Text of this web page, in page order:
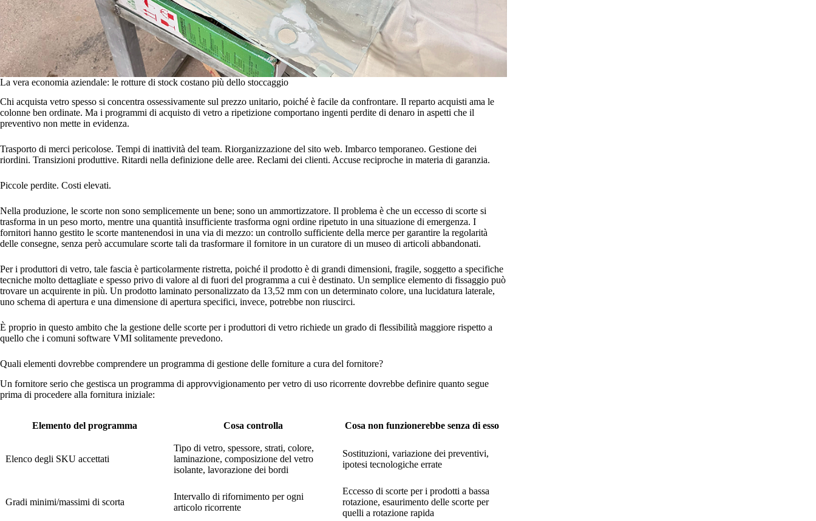
La vera economia aziendale: le rotture di stock costano più dello stoccaggio
Chi acquista vetro spesso si concentra ossessivamente sul prezzo unitario, poiché è facile da confrontare. Il reparto acquisti ama le
colonne ben ordinate. Ma i programmi di acquisto di vetro a ripetizione comportano ingenti perdite di denaro in aspetti che il
preventivo non mette in evidenza.
Trasporto di merci pericolose. Tempi di inattività del team. Riorganizzazione del sito web. Imbarco temporaneo. Gestione dei
riordini. Transizioni produttive. Ritardi nella definizione delle aree. Reclami dei clienti. Accuse reciproche in materia di garanzia.
Piccole perdite. Costi elevati.
Nella produzione, le scorte non sono semplicemente un bene; sono un ammortizzatore. Il problema è che un eccesso di scorte si
trasforma in un peso morto, mentre una quantità insufficiente trasforma ogni ordine ripetuto in una situazione di emergenza. I
fornitori hanno gestito le scorte mantenendosi in una via di mezzo: un controllo sufficiente della merce per garantire la regolarità
delle consegne, senza però accumulare scorte tali da trasformare il fornitore in un curatore di un museo di articoli abbandonati.
Per i produttori di vetro, tale fascia è particolarmente ristretta, poiché il prodotto è di grandi dimensioni, fragile, soggetto a specifiche
tecniche molto dettagliate e spesso privo di valore al di fuori del programma a cui è destinato. Un semplice elemento di fissaggio può
trovare un acquirente in più. Un prodotto laminato personalizzato da 13,52 mm con un determinato colore, una lucidatura laterale,
uno schema di apertura e una dimensione di apertura specifici, invece, potrebbe non riuscirci.
È proprio in questo ambito che la gestione delle scorte per i produttori di vetro richiede un grado di flessibilità maggiore rispetto a
quello che i comuni software VMI solitamente prevedono.
Quali elementi dovrebbe comprendere un programma di gestione delle forniture a cura del fornitore?
Un fornitore serio che gestisca un programma di approvvigionamento per vetro di uso ricorrente dovrebbe definire quanto segue
prima di procedere alla fornitura iniziale:
Elemento del programma Cosa controlla Cosa non funzionerebbe senza di esso
Elenco degli SKU accettati
Tipo di vetro, spessore, strati, colore,
laminazione, composizione del vetro
isolante, lavorazione dei bordi
Sostituzioni, variazione dei preventivi,
ipotesi tecnologiche errate
Gradi minimi/massimi di scorta
Intervallo di rifornimento per ogni
articolo ricorrente
Eccesso di scorte per i prodotti a bassa
rotazione, esaurimento delle scorte per
quelli a rotazione rapida